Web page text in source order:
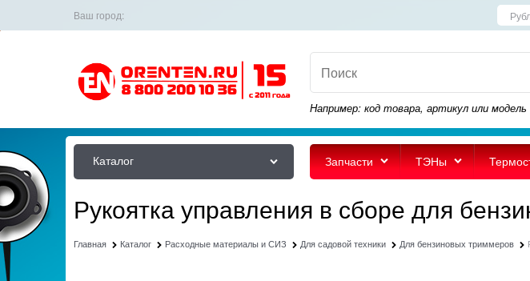
Ваш город:
Например: код товара, артикул или модель
Каталог Запчасти ТЭНы
Рукоятка управления в сборе для
Главная Каталог Расходные материалы и СИЗ Для садовой техники Для бензиновых триммеров